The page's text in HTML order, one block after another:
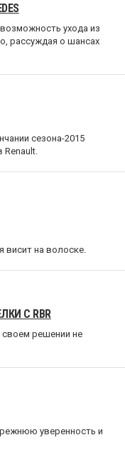
ухода из
рассуждая о шансах
сезона-2015
на волоске.
С RBR
своем решении не
уверенность и